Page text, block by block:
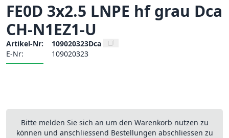
FE0D 3x2.5 LNPE hf grau Dca
CH-N1EZ1-U
Artikel-Nr:
109020323Dca
E-Nr:
109020323
Bitte melden Sie sich an um den Warenkorb nutzen zu
können und anschliessend Bestellungen abschliessen zu